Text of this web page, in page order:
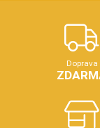
Doprava